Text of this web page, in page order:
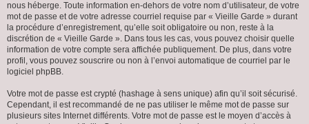
nous héberge. Toute information en-dehors de votre nom d’utilisateur, de votre
mot de passe et de votre adresse courriel requise par « Vieille Garde » durant
la procédure d’enregistrement, qu’elle soit obligatoire ou non, reste à la
discrétion de « Vieille Garde ». Dans tous les cas, vous pouvez choisir quelle
information de votre compte sera affichée publiquement. De plus, dans votre
profil, vous pouvez souscrire ou non à l’envoi automatique de courriel par le
logiciel phpBB.
Votre mot de passe est crypté (hashage à sens unique) afin qu’il soit sécurisé.
Cependant, il est recommandé de ne pas utiliser le même mot de passe sur
plusieurs sites Internet différents. Votre mot de passe est le moyen d’accès à